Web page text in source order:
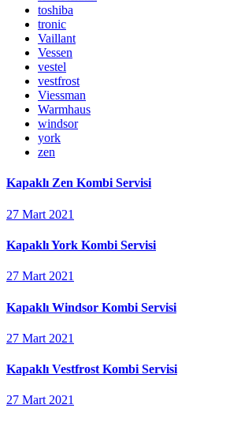
toshiba
tronic
Vaillant
Vessen
vestel
vestfrost
Viessman
Warmhaus
windsor
york
zen
Kapaklı Zen Kombi Servisi
27 Mart 2021
Kapaklı York Kombi Servisi
27 Mart 2021
Kapaklı Windsor Kombi Servisi
27 Mart 2021
Kapaklı Vestfrost Kombi Servisi
27 Mart 2021